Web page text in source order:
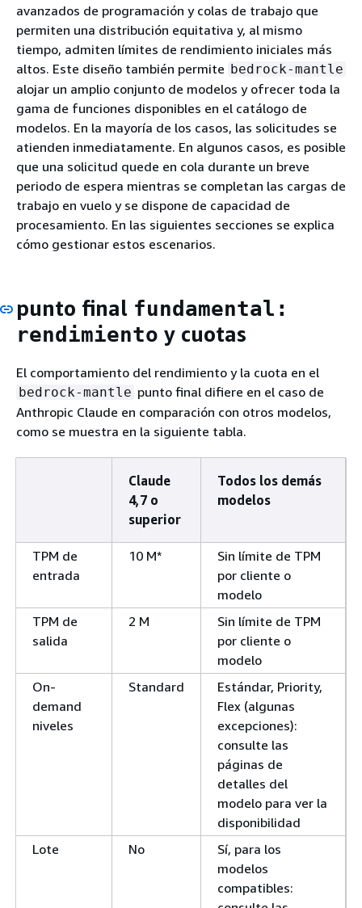
avanzados de programación y colas de trabajo que
permiten una distribución equitativa y, al mismo
tiempo, admiten límites de rendimiento iniciales más
altos. Este diseño también permite bedrock-mantle
alojar un amplio conjunto de modelos y ofrecer toda la
gama de funciones disponibles en el catálogo de
modelos. En la mayoría de los casos, las solicitudes se
atienden inmediatamente. En algunos casos, es posible
que una solicitud quede en cola durante un breve
periodo de espera mientras se completan las cargas de
trabajo en vuelo y se dispone de capacidad de
procesamiento. En las siguientes secciones se explica
cómo gestionar estos escenarios.
punto final fundamental:
rendimiento y cuotas
El comportamiento del rendimiento y la cuota en el
bedrock-mantle punto final difiere en el caso de
Anthropic Claude en comparación con otros modelos,
como se muestra en la siguiente tabla.
Claude
4,7 o
superior
Todos los demás
modelos
TPM de
entrada
10 M*
Sin límite de TPM
por cliente o
modelo
TPM de
salida
2 M
Sin límite de TPM
por cliente o
modelo
On-
demand
niveles
Standard
Estándar, Priority,
Flex (algunas
excepciones):
consulte las
páginas de
detalles del
modelo para ver la
disponibilidad
Lote
No
Sí, para los
modelos
compatibles: